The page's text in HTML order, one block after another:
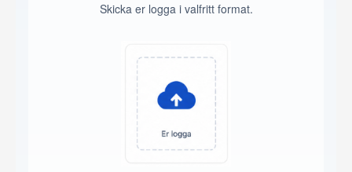
Skicka er logga i valfritt format.